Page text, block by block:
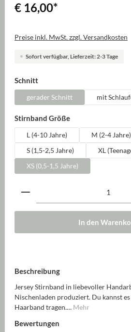
€ 16,00*
Preise inkl. MwSt. zzgl. Versandkosten
Sofort verfügbar, Lieferzeit: 2-3 Tage
Schnittauswählen
gerader Schnitt mit
Stirnband Größeauswählen
L (4-10 Jahre)
M (2-4 Jahre)
S (1,5-2,5 Jahre)
XL
XS (0,5-1,5 Jahre)
Produkt Anzahl: Gib den
In den
Beschreibung
Jersey Stirnband in liebevoller
Nischenladen produziert. Du kannst
Haarband tragen.… Mehr
Bewertungen